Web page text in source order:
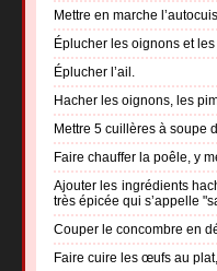
Mettre en marche
Éplucher les oignons et les
Éplucher l’ail.
Hacher les oignons, les
Mettre 5 cuillères à soupe
Faire chauffer la poêle, y
Ajouter les ingrédients
très épicée qui s’appelle
Couper le concombre en
Faire cuire les œufs au